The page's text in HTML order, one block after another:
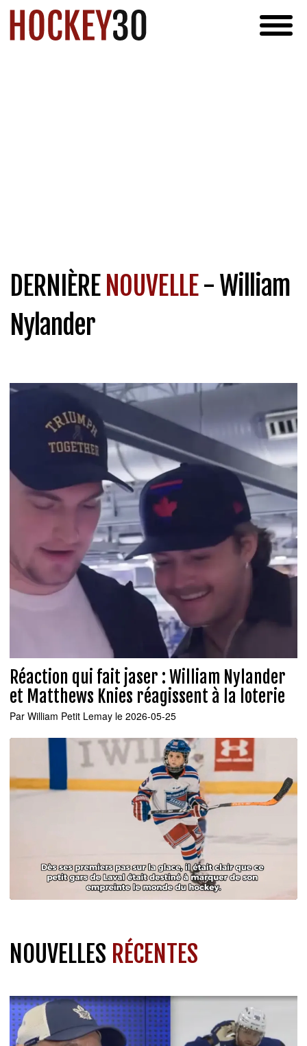
DERNIÈRENOUVELLE- William
Nylander
Réaction qui fait jaser : William Nylander
et Matthews Knies réagissent à la loterie
Par William Petit Lemay le 2026-05-25
NOUVELLES RÉCENTES